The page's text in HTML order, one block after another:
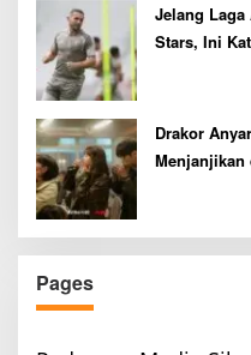
Jelang
Stars, Ini
Drakor
Menjanjikan
Pages